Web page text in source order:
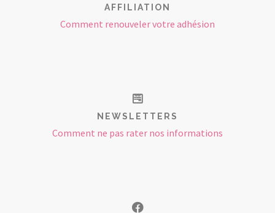
AFFILIATION
Comment renouveler votre adhésion
NEWSLETTERS
Comment ne pas rater nos informations